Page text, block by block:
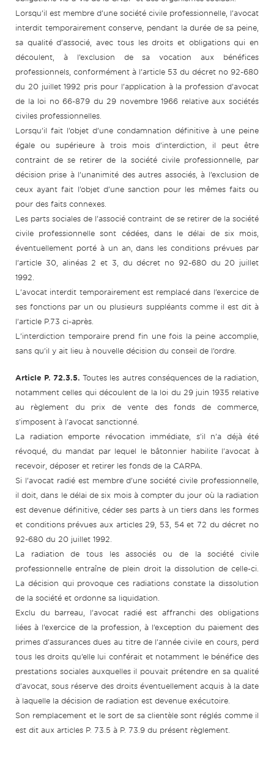
Lorsqu’il est membre d’une société civile professionnelle, l’avocat
interdit temporairement conserve, pendant la durée de sa peine,
sa qualité d’associé, avec tous les droits et obligations qui en
découlent, à l’exclusion de sa vocation aux bénéfices
professionnels, conformément à l’article 53 du décret no 92-680
du 20 juillet 1992 pris pour l’application à la profession d’avocat
de la loi no 66-879 du 29 novembre 1966 relative aux sociétés
civiles professionnelles.
Lorsqu’il fait l’objet d’une condamnation définitive à une peine
égale ou supérieure à trois mois d’interdiction, il peut être
contraint de se retirer de la société civile professionnelle, par
décision prise à l’unanimité des autres associés, à l’exclusion de
ceux ayant fait l’objet d’une sanction pour les mêmes faits ou
pour des faits connexes.
Les parts sociales de l’associé contraint de se retirer de la société
civile professionnelle sont cédées, dans le délai de six mois,
éventuellement porté à un an, dans les conditions prévues par
l’article 30, alinéas 2 et 3, du décret no 92-680 du 20 juillet
1992.
L’avocat interdit temporairement est remplacé dans l’exercice de
ses fonctions par un ou plusieurs suppléants comme il est dit à
l’article P.73 ci-après.
L’interdiction temporaire prend fin une fois la peine accomplie,
sans qu’il y ait lieu à nouvelle décision du conseil de l’ordre.
Article P. 72.3.5. Toutes les autres conséquences de la radiation,
notamment celles qui découlent de la loi du 29 juin 1935 relative
au règlement du prix de vente des fonds de commerce,
s’imposent à l’avocat sanctionné.
La radiation emporte révocation immédiate, s’il n’a déjà été
révoqué, du mandat par lequel le bâtonnier habilite l’avocat à
recevoir, déposer et retirer les fonds de la CARPA.
Si l’avocat radié est membre d’une société civile professionnelle,
il doit, dans le délai de six mois à compter du jour où la radiation
est devenue définitive, céder ses parts à un tiers dans les formes
et conditions prévues aux articles 29, 53, 54 et 72 du décret no
92-680 du 20 juillet 1992.
La radiation de tous les associés ou de la société civile
professionnelle entraîne de plein droit la dissolution de celle-ci.
La décision qui provoque ces radiations constate la dissolution
de la société et ordonne sa liquidation.
Exclu du barreau, l’avocat radié est affranchi des obligations
liées à l’exercice de la profession, à l’exception du paiement des
primes d’assurances dues au titre de l’année civile en cours, perd
tous les droits qu’elle lui conférait et notamment le bénéfice des
prestations sociales auxquelles il pouvait prétendre en sa qualité
d’avocat, sous réserve des droits éventuellement acquis à la date
à laquelle la décision de radiation est devenue exécutoire.
Son remplacement et le sort de sa clientèle sont réglés comme il
est dit aux articles P. 73.5 à P. 73.9 du présent règlement.